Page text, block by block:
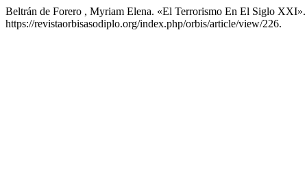
Beltrán de Forero , Myriam Elena. «El Terrorismo En El Siglo
https://revistaorbisasodiplo.org/index.php/orbis/article/view/226.